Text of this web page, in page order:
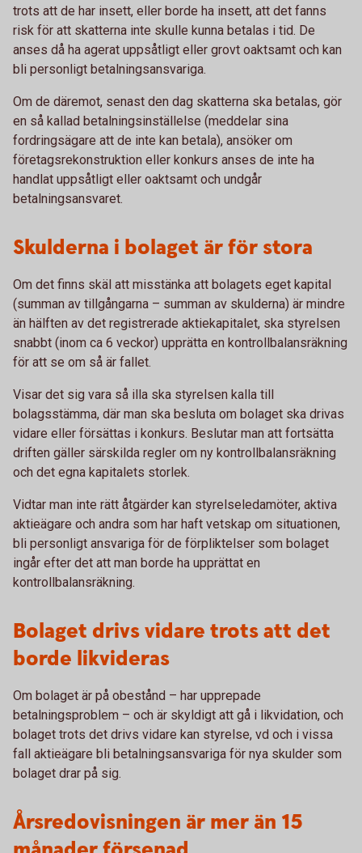
trots att de har insett, eller borde ha insett, att det fanns
risk för att skatterna inte skulle kunna betalas i tid. De
anses då ha agerat uppsåtligt eller grovt oaktsamt och kan
bli personligt betalningsansvariga.
Om de däremot, senast den dag skatterna ska betalas, gör
en så kallad betalningsinställelse (meddelar sina
fordringsägare att de inte kan betala), ansöker om
företagsrekonstruktion eller konkurs anses de inte ha
handlat uppsåtligt eller oaktsamt och undgår
betalningsansvaret.
Skulderna i bolaget är för stora
Om det finns skäl att misstänka att bolagets eget kapital
(summan av tillgångarna – summan av skulderna) är mindre
än hälften av det registrerade aktiekapitalet, ska styrelsen
snabbt (inom ca 6 veckor) upprätta en kontrollbalansräkning
för att se om så är fallet.
Visar det sig vara så illa ska styrelsen kalla till
bolagsstämma, där man ska besluta om bolaget ska drivas
vidare eller försättas i konkurs. Beslutar man att fortsätta
driften gäller särskilda regler om ny kontrollbalansräkning
och det egna kapitalets storlek.
Vidtar man inte rätt åtgärder kan styrelseledamöter, aktiva
aktieägare och andra som har haft vetskap om situationen,
bli personligt ansvariga för de förpliktelser som bolaget
ingår efter det att man borde ha upprättat en
kontrollbalansräkning.
Bolaget drivs vidare trots att det
borde likvideras
Om bolaget är på obestånd – har upprepade
betalningsproblem – och är skyldigt att gå i likvidation, och
bolaget trots det drivs vidare kan styrelse, vd och i vissa
fall aktieägare bli betalningsansvariga för nya skulder som
bolaget drar på sig.
Årsredovisningen är mer än 15